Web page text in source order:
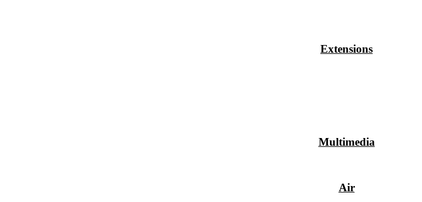
Extensions
Multimedia
Air